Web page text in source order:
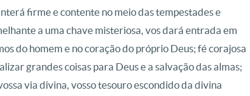
firme e contente no meio das tempestades e
a uma chave misteriosa, vos dará entrada em
do homem e no coração do próprio Deus; fé corajosa
grandes coisas para Deus e a salvação das almas;
via divina, vosso tesouro escondido da divina